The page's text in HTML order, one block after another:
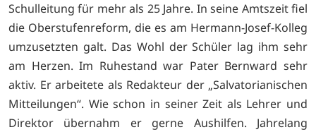
Schulleitung für mehr als 25 Jahre. In seine Amtszeit fiel
die Oberstufenreform, die es am Hermann-Josef-Kolleg
umzusetzten galt. Das Wohl der Schüler lag ihm sehr
am Herzen. Im Ruhestand war Pater Bernward sehr
aktiv. Er arbeitete als Redakteur der „Salvatorianischen
Mitteilungen“. Wie schon in seiner Zeit als Lehrer und
Direktor übernahm er gerne Aushilfen. Jahrelang